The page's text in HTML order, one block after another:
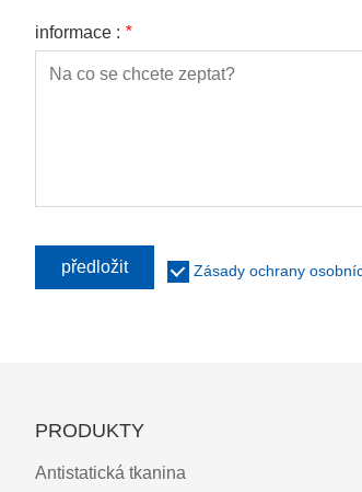
informace : *
předložit Zásady ochrany
PRODUKTY
Antistatická tkanina